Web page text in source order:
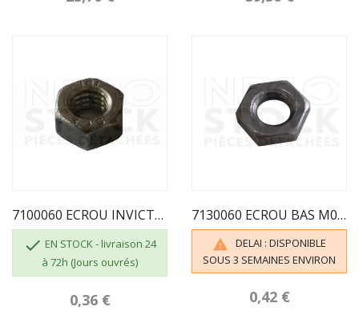
7100060 ECROU INVICTA HU M06 CL.8
 EN STOCK - livraison 24
à 72h (Jours ouvrés)
0,36 €
7130060 ECROU BAS M06 BRUT CL.8 INVICTA

DELAI : DISPONIBLE
SOUS 3 SEMAINES ENVIRON
0,42 €